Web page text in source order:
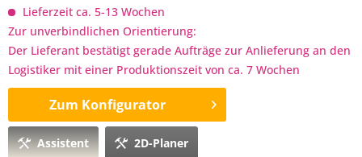
Lieferzeit ca. 5-13 Wochen
Zur unverbindlichen Orientierung:
Der Lieferant bestätigt gerade Aufträge zur Anlieferung an den
Logistiker mit einer Produktionszeit von ca. 7 Wochen
Zum Konfigurator
Assistent 2D-Planer